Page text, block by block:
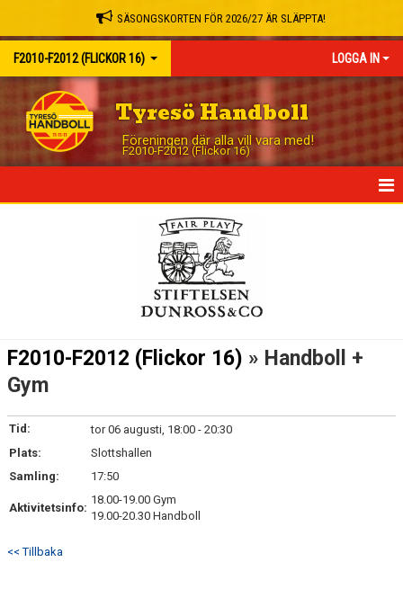
SÄSONGSKORTEN FÖR 2026/27 ÄR SLÄPPTA!
F2010-F2012 (FLICKOR 16) LOGGA IN
Tyresö Handboll
Föreningen där alla vill vara med!
F2010-F2012 (Flickor 16)
TRUPPEN
KONTAKT
USM
F2010-F2012 (Flickor 16) » Handboll +
Gym
Tid:
tor 06 augusti, 18:00 - 20:30
Plats:
Slottshallen
Samling:
17:50
Aktivitetsinfo:
18.00-19.00 Gym
19.00-20.30 Handboll
<< Tillbaka